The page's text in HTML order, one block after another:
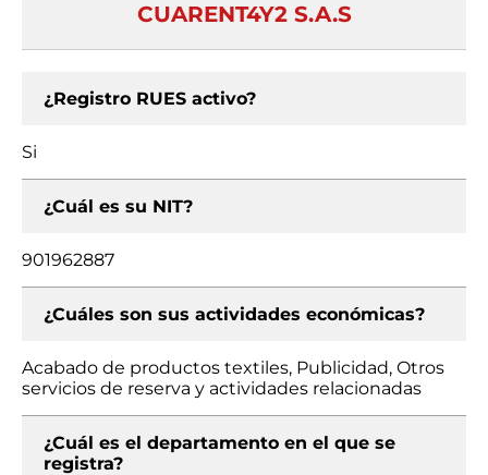
CUARENT4Y2 S.A.S
¿Registro RUES activo?
Si
¿Cuál es su NIT?
901962887
¿Cuáles son sus actividades económicas?
Acabado de productos textiles, Publicidad, Otros
servicios de reserva y actividades relacionadas
¿Cuál es el departamento en el que se
registra?